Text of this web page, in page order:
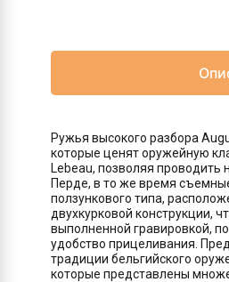
Ружья высокого разбора
которые ценят оружейную
Lebeau, позволяя
Перде, в то же время
ползункового типа,
двухкурковой конструкции,
выполненной гравировкой,
удобство прицеливания.
традиции бельгийского
которые представлены